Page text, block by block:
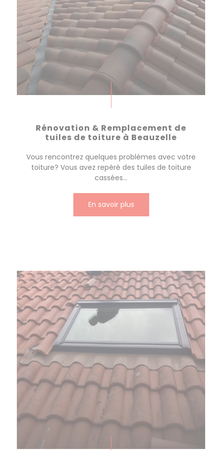
Rénovation & Remplacement de
tuiles de toiture à Beauzelle
Vous rencontrez quelques problèmes avec votre
toiture? Vous avez repéré des tuiles de toiture
cassées...
En savoir plus